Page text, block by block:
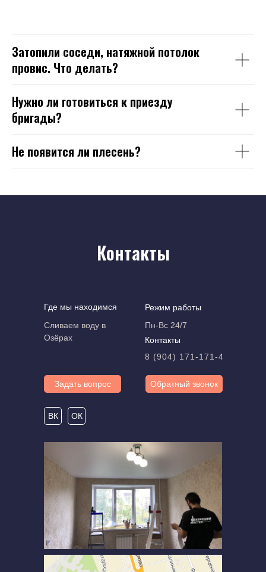
Затопили соседи, натяжной потолок
провис. Что делать?
Нужно ли готовиться к приезду
бригады?
Не появится ли плесень?
Контакты
Где мы находимся
Сливаем воду в
Озёрах
Контакты
Режим работы
8 (904) 171-171-4
Пн-Вс 24/7
Задать вопрос Обратный звонок
ВК ОК